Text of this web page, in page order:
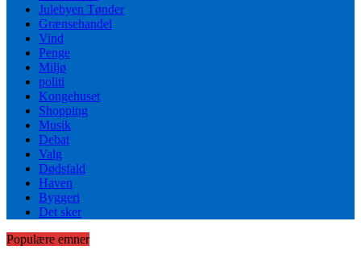
Julebyen Tønder
Grænsehandel
Vind
Penge
Miljø
politi
Kongehuset
Shopping
Musik
Debat
Valg
Dødsfald
Haven
Byggeri
Det sker
Populære emner